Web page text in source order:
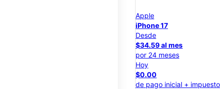
Apple
iPhone 17
Desde
$34.59 al mes
por 24 meses
Hoy
$0.00
de pago inicial +